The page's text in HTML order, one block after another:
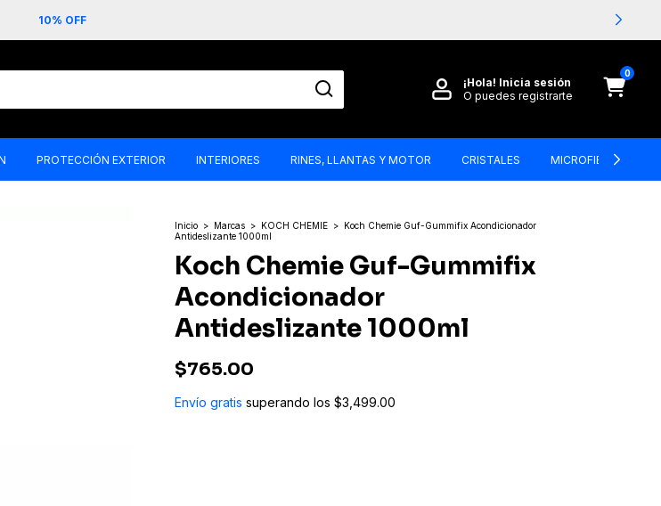
10% OFF
¡Hola! Inicia sesión
O puedes registrarte
0
PROTECCIÓN EXTERIOR INTERIORES RINES, LLANTAS Y MOTOR CRISTALES MICROFIBRAS,
Inicio > Marcas > KOCH CHEMIE > Koch Chemie Guf-Gummifix Acondicionador
Antideslizante 1000ml
Koch Chemie Guf-Gummifix
Acondicionador
Antideslizante 1000ml
$765.00
Envío gratis superando los $3,499.00